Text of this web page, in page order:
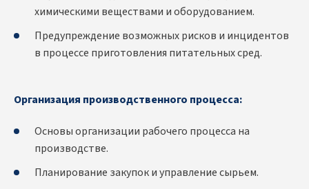
химическими веществами и оборудованием.
Предупреждение возможных рисков и инцидентов
в процессе приготовления питательных сред.
Организация производственного процесса:
Основы организации рабочего процесса на
производстве.
Планирование закупок и управление сырьем.